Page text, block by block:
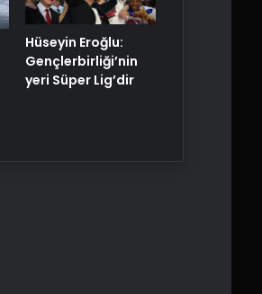
Hüseyin Eroğlu:
Gençlerbirliği’nin
yeri Süper Lig’dir